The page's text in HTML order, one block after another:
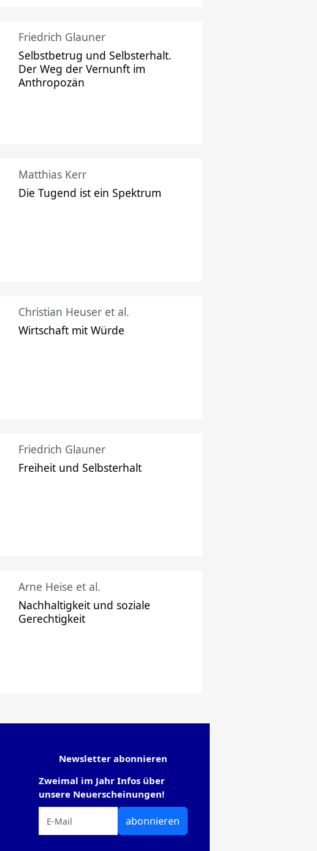
Friedrich Glauner
Selbstbetrug und Selbsterhalt.
Der Weg der Vernunft im
Anthropozän
Matthias Kerr
Die Tugend ist ein Spektrum
Christian Heuser et al.
Wirtschaft mit Würde
Friedrich Glauner
Freiheit und Selbsterhalt
Arne Heise et al.
Nachhaltigkeit und soziale
Gerechtigkeit
Newsletter abonnieren
Zweimal im Jahr Infos über
unsere Neuerscheinungen!
abonnieren